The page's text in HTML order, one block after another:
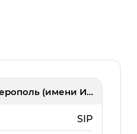
Симферополь (имени И.К. Айвазовского)
SIP